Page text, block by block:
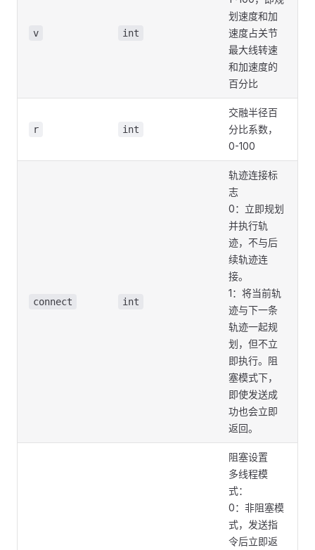
v int
划速度和加
速度占关节
最大线转速
和加速度的
百分比
r int
交融半径百
分比系数，
0-100
connect int
轨迹连接标
志
0：立即规划
并执行轨
迹，不与后
续轨迹连
接。
1：将当前轨
迹与下一条
轨迹一起规
划，但不立
即执行。阻
塞模式下，
即使发送成
功也会立即
返回。
阻塞设置
多线程模
式：
0：非阻塞模
式，发送指
令后立即返